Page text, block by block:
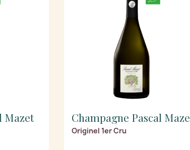
Mazet Champagne Pascal
Originel 1er Cru